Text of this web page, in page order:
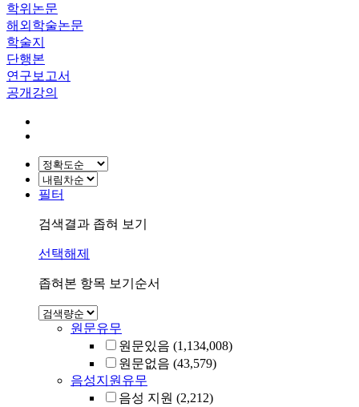
학위논문
해외학술논문
학술지
단행본
연구보고서
공개강의
필터
검색결과 좁혀 보기
선택해제
좁혀본 항목 보기순서
원문유무
원문있음 (1,134,008)
원문없음 (43,579)
음성지원유무
음성 지원 (2,212)